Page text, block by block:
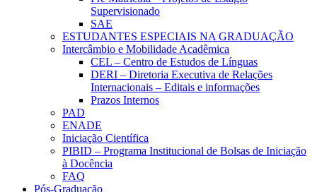
Supervisionado
SAE
ESTUDANTES ESPECIAIS NA GRADUAÇÃO
Intercâmbio e Mobilidade Acadêmica
CEL – Centro de Estudos de Línguas
DERI – Diretoria Executiva de Relações
Internacionais – Editais e informações
Prazos Internos
PAD
ENADE
Iniciação Científica
PIBID – Programa Institucional de Bolsas de Iniciação
à Docência
FAQ
Pós-Graduação